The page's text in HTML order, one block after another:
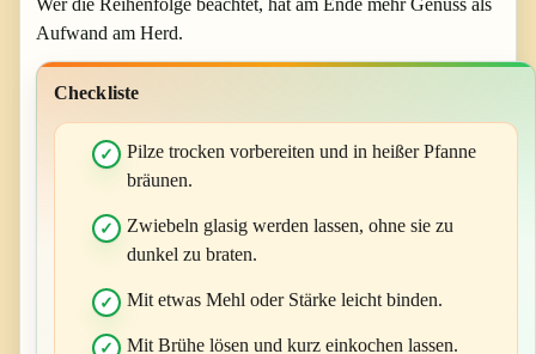
Aufwand am Herd.
Checkliste
Pilze trocken vorbereiten und in heißer Pfanne
bräunen.
Zwiebeln glasig werden lassen, ohne sie zu
dunkel zu braten.
Mit etwas Mehl oder Stärke leicht binden.
Mit Brühe lösen und kurz einkochen lassen.